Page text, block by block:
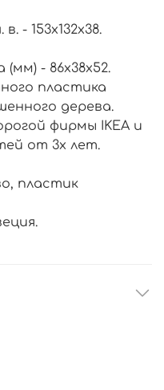
- 153х132х38.
- 86x38x52.
пластика
дерева.
фирмы IKEA и
от 3х лет.
пластик